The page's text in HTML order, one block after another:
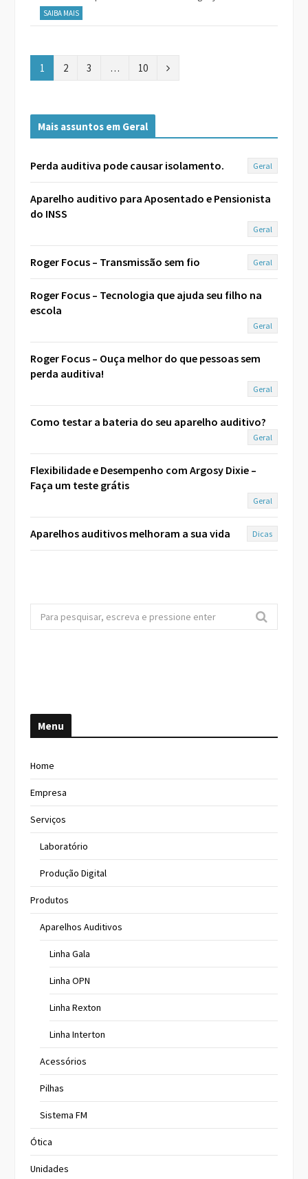
SAIBA MAIS
1 2 3 … 10
N
t
Mais assuntos em Geral
Perda auditiva pode causar isolamento. Geral
Aparelho auditivo para Aposentado e Pensionista
do INSS
Geral
Roger Focus – Transmissão sem fio Geral
Roger Focus – Tecnologia que ajuda seu filho na
escola
Geral
Roger Focus – Ouça melhor do que pessoas sem
perda auditiva!
Geral
Como testar a bateria do seu aparelho auditivo?
Geral
Flexibilidade e Desempenho com Argosy Dixie –
Faça um teste grátis
Geral
Aparelhos auditivos melhoram a sua vida Dicas
e
:
Menu
Home
Empresa
Serviços
Laboratório
Produção Digital
Produtos
Aparelhos Auditivos
Linha Gala
Linha OPN
Linha Rexton
Linha Interton
Acessórios
Pilhas
Sistema FM
Ótica
Unidades